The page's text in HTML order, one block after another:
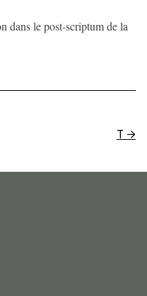
dans le post-scriptum de la
T →